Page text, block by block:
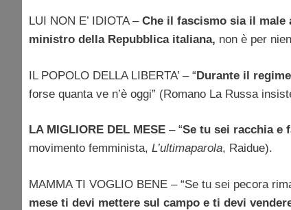
LUI NON E’ IDIOTA – Che il fascismo sia il
ministro della Repubblica italiana, non è per
IL POPOLO DELLA LIBERTA’ – “Durante il
forse quanta ve n’è oggi” (Romano La Russa
LA MIGLIORE DEL MESE – “Se tu sei racchia e
movimento femminista, L’ultimaparola, Raidue).
MAMMA TI VOGLIO BENE – “Se tu sei pecora
mese ti devi mettere sul campo e ti devi